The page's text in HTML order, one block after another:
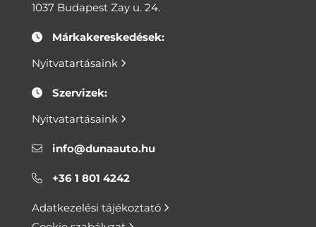
1037 Budapest Zay u. 24.
Márkakereskedések:
Nyitvatartásaink
Szervizek:
Nyitvatartásaink
info@dunaauto.hu
+36 1 801 4242
Adatkezelési tájékoztató